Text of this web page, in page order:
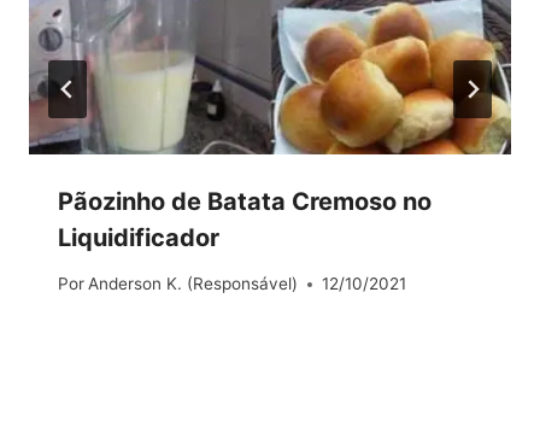
Pãozinho de Batata Cremoso no
Liquidificador
PorAnderson K. (Responsável) 12/10/2021